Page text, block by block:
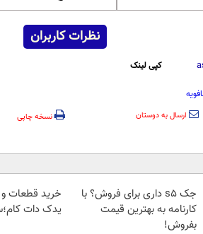
نظرات کاربران
کپی لینک
ارسال به دوستان نسخه چاپی
جک s5 داری برای فروش؟ با
کارنامه به بهترین قیمت
بفروش!
خرید قطعات و
یدک دات